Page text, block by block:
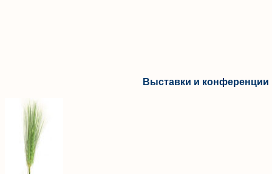
Выставки и конференции